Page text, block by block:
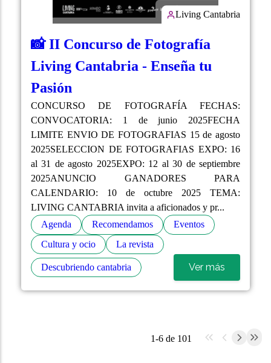
Living Cantabria
📸 II Concurso de Fotografía
Living Cantabria - Enseña tu
Pasión
CONCURSO DE FOTOGRAFÍA FECHAS:
CONVOCATORIA: 1 de junio 2025FECHA
LIMITE ENVIO DE FOTOGRAFIAS 15 de agosto
2025SELECCION DE FOTOGRAFIAS EXPO: 16
al 31 de agosto 2025EXPO: 12 al 30 de septiembre
2025ANUNCIO GANADORES PARA
CALENDARIO: 10 de octubre 2025 TEMA:
LIVING CANTABRIA invita a aficionados y pr...
Agenda
Recomendamos
Eventos
Cultura y ocio
La revista
Descubriendo cantabria Ver más
1-6 de 101